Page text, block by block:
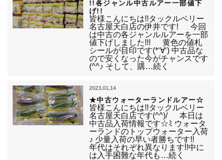
!!各ジャンル中古ルアー一部値下
げ!!
皆様こんにちは!!タックルベリー
名古屋天白店の伊井です! 今回
は中古の各ジャンルルアーを一部
値下げしました!!! 黄色の値札
シールが目印です(*‘∀‘) 中古品な
ので安くなった今がチャンスです
(^^♪ そして、購…続く
2023.01.14
★中古ウォーターランドルアー☆
皆様こんにちは!!タックルベリー
名古屋天白店です(^^)/ 本日は
中古品入荷情報です☆ﾐ ウォータ
ーランドのトップウォーター入荷
♪ 少量入荷の早い者勝ちです!!
年代はそれぞれ異なります!!中に
は入手困難な年代も…続く